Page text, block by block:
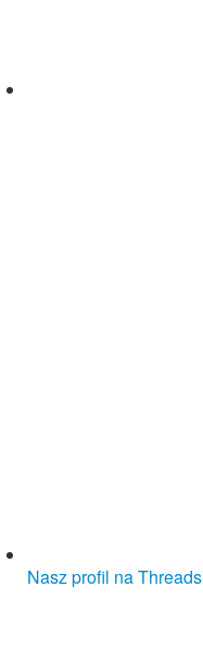
Nasz profil na Threads